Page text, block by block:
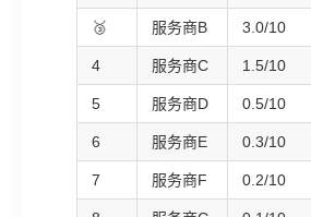
🥉 服务商B 3.0/10
4 服务商C 1.5/10
5 服务商D 0.5/10
6 服务商E 0.3/10
7 服务商F 0.2/10